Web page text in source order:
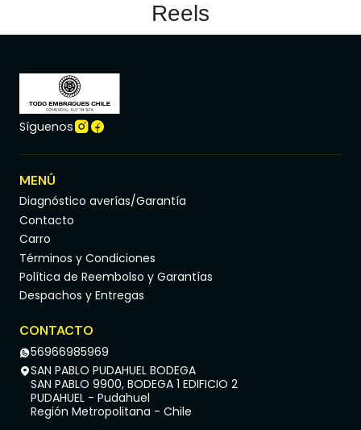
Reels
Síguenos
MENÚ
Diagnóstico averías/Garantía
Contacto
Carro
Términos y Condiciones
Política de Reembolso y Garantías
Despachos y Entregas
CONTACTO
56966985969
SAN PABLO PUDAHUEL BODEGA
SAN PABLO 9900, BODEGA 1 EDIFICIO 2
PUDAHUEL - Pudahuel
Región Metropolitana - Chile